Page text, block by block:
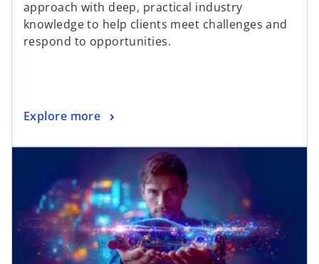
approach with deep, practical industry
knowledge to help clients meet challenges and
respond to opportunities.
Explore more